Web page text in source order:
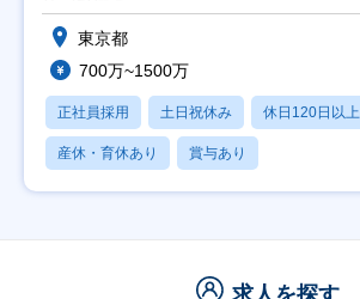
東京都
700万~1500万
正社員採用 土日祝休み 休日120日以上
産休・育休あり 賞与あり
求人を探す